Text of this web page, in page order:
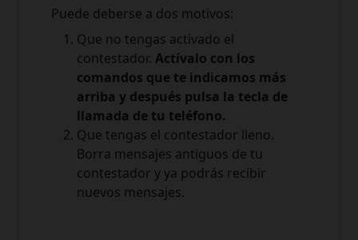
Puede deberse a dos motivos:
Que no tengas activado el
contestador. Actívalo con los
comandos que te indicamos más
arriba y después pulsa la tecla de
llamada de tu teléfono.
Que tengas el contestador lleno.
Borra mensajes antiguos de tu
contestador y ya podrás recibir
nuevos mensajes.